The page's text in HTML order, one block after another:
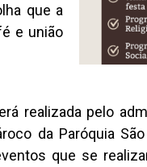
que a
e união
realizada pelo
da Paróquia
que se